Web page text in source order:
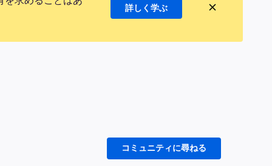
詳しく学ぶ
コミュニティに尋ねる